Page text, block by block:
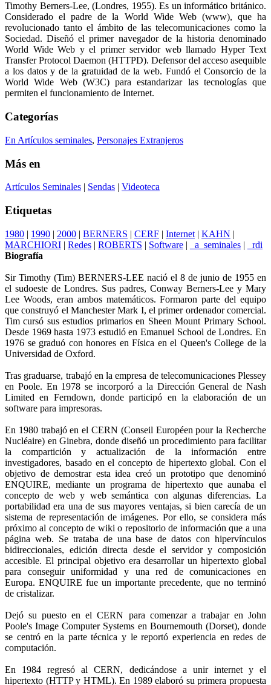
Timothy Berners-Lee, (Londres, 1955). Es un informático británico.
Considerado el padre de la World Wide Web (www), que ha
revolucionado tanto el ámbito de las telecomunicaciones como la
Sociedad. Diseñó el primer navegador de la historia denominado
World Wide Web y el primer servidor web llamado Hyper Text
Transfer Protocol Daemon (HTTPD). Defensor del acceso asequible
a los datos y de la gratuidad de la web. Fundó el Consorcio de la
World Wide Web (W3C) para estandarizar las tecnologías que
permiten el funcionamiento de Internet.
Categorías
En Artículos seminales, Personajes Extranjeros
Más en
Artículos Seminales | Sendas | Videoteca
Etiquetas
1980 | 1990 | 2000 | BERNERS | CERF | Internet | KAHN |
MARCHIORI | Redes | ROBERTS | Software | _a_seminales |
_rdi
Biografía
Sir Timothy (Tim) BERNERS-LEE nació el 8 de junio de 1955 en
el sudoeste de Londres. Sus padres, Conway Berners-Lee y Mary
Lee Woods, eran ambos matemáticos. Formaron parte del equipo
que construyó el Manchester Mark I, el primer ordenador comercial.
Tim cursó sus estudios primarios en Sheen Mount Primary School.
Desde 1969 hasta 1973 estudió en Emanuel School de Londres. En
1976 se graduó con honores en Física en el Queen's College de la
Universidad de Oxford.
Tras graduarse, trabajó en la empresa de telecomunicaciones Plessey
en Poole. En 1978 se incorporó a la Dirección General de Nash
Limited en Ferndown, donde participó en la elaboración de un
software para impresoras.
En 1980 trabajó en el CERN (Conseil Européen pour la Recherche
Nucléaire) en Ginebra, donde diseñó un procedimiento para facilitar
la compartición y actualización de la información entre
investigadores, basado en el concepto de hipertexto global. Con el
objetivo de demostrar esta idea creó un prototipo que denominó
ENQUIRE, mediante un programa de hipertexto que aunaba el
concepto de web y web semántica con algunas diferencias. La
portabilidad era una de sus mayores ventajas, si bien carecía de un
sistema de representación de imágenes. Por ello, se considera más
próximo al concepto de wiki o repositorio de información que a una
página web. Se trataba de una base de datos con hipervínculos
bidireccionales, edición directa desde el servidor y composición
accesible. El principal objetivo era desarrollar un hipertexto global
para conseguir uniformidad y una red de comunicaciones en
Europa. ENQUIRE fue un importante precedente, que no terminó
de cristalizar.
Dejó su puesto en el CERN para comenzar a trabajar en John
Poole's Image Computer Systems en Bournemouth (Dorset), donde
se centró en la parte técnica y le reportó experiencia en redes de
computación.
En 1984 regresó al CERN, dedicándose a unir internet y el
hipertexto (HTTP y HTML). En 1989 elaboró su primera propuesta